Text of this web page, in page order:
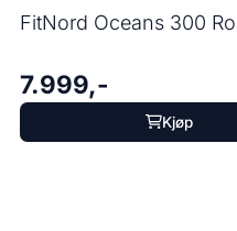
FitNord Oceans 300
7.999,-
Kjøp